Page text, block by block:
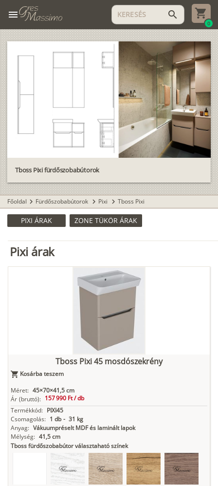
menu search
0
Tboss Pixi fürdőszobabútorok
Főoldal chevron_right Fürdőszobabútorok chevron_right Pixi chevron_right Tboss Pixi
PIXI ÁRAK ZONE TÜKÖR ÁRAK
Pixi árak
Tboss Pixi 45 mosdószekrény
Kosárba teszem
Méret: 45×70×41,5 cm
Ár (bruttó): 157 990 Ft /db
Termékkód: PIXI45
Csomagolás: 1 db - 31 kg
Anyag: Vákuumpréselt MDF és laminált lapok
Mélység: 41,5 cm
Tboss fürdőszobabútor választaható színek